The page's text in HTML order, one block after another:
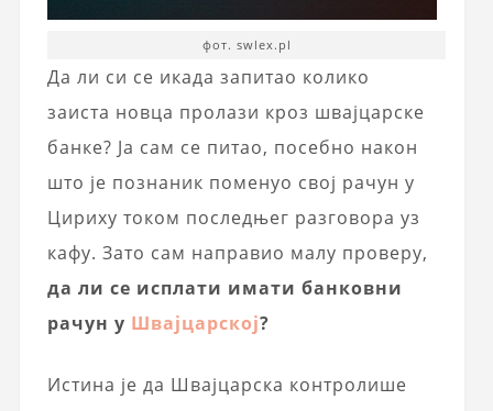
фот. swlex.pl
Да ли си се икада запитао колико
заиста новца пролази кроз швајцарске
банке? Ја сам се питао, посебно након
што је познаник поменуо свој рачун у
Цириху током последњег разговора уз
кафу. Зато сам направио малу проверу,
да ли се исплати имати банковни
рачун у Швајцарској?
Истина је да Швајцарска контролише